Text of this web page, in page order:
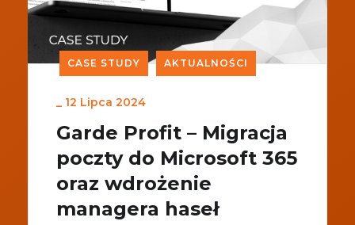
CASE STUDY AKTUALNOŚCI
_ 12 Lipca 2024
Garde Profit – Migracja
poczty do Microsoft 365
oraz wdrożenie
managera haseł